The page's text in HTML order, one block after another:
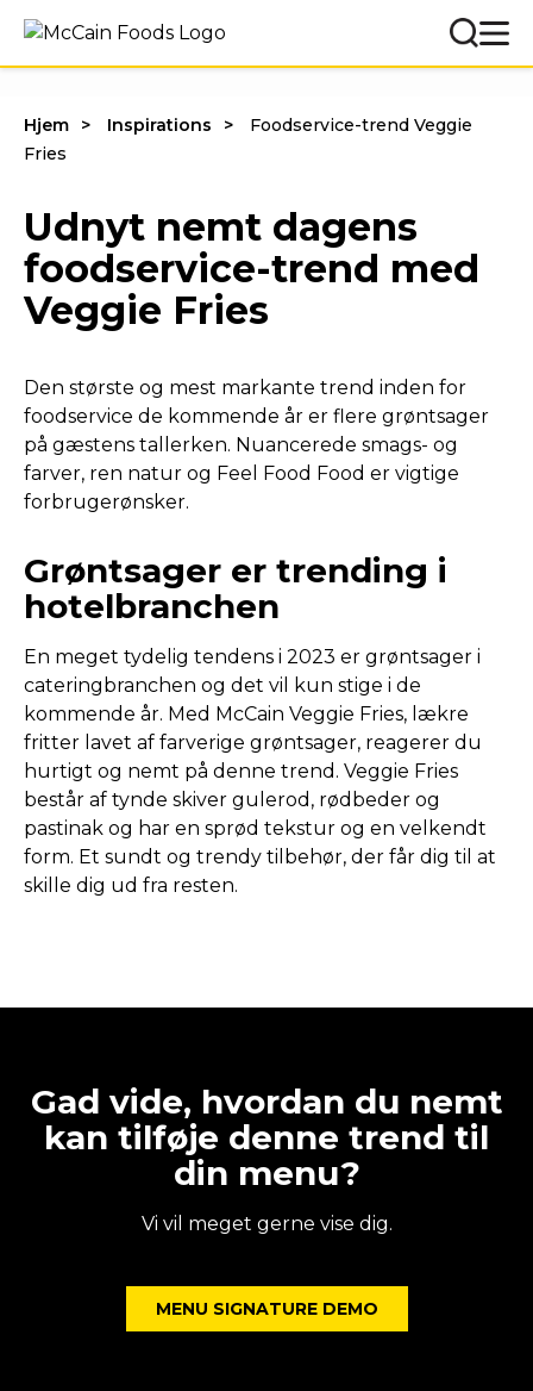
Hjem Inspirations
Foodservice-trend Veggie
Fries
Udnyt nemt dagens
foodservice-trend med
Veggie Fries
Den største og mest markante trend inden for
foodservice de kommende år er flere grøntsager
på gæstens tallerken. Nuancerede smags- og
farver, ren natur og Feel Food Food er vigtige
forbrugerønsker.
Grøntsager er trending i
hotelbranchen
En meget tydelig tendens i 2023 er grøntsager i
cateringbranchen og det vil kun stige i de
kommende år. Med McCain Veggie Fries, lækre
fritter lavet af farverige grøntsager, reagerer du
hurtigt og nemt på denne trend. Veggie Fries
består af tynde skiver gulerod, rødbeder og
pastinak og har en sprød tekstur og en velkendt
form. Et sundt og trendy tilbehør, der får dig til at
skille dig ud fra resten.
Gad vide, hvordan du nemt
kan tilføje denne trend til
din menu?
Vi vil meget gerne vise dig.
MENU SIGNATURE DEMO